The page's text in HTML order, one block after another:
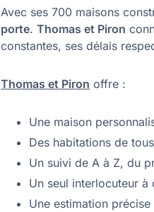
Avec ses 700 maisons
porte.Thomas et Piron
constantes, ses délais
Thomas et Piron offre :
Une maison
Des habitations de
Un suivi de A à Z, du
Un seul interlocuteur à
Une estimation